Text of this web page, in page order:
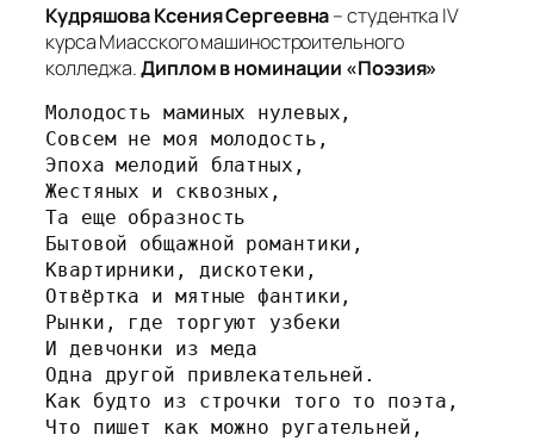
Кудряшова Ксения Сергеевна– студентка IV
курса Миасского машиностроительного
колледжа.Диплом в номинации «Поэзия»
Молодость маминых нулевых,
Совсем не моя молодость,
Эпоха мелодий блатных,
Жестяных и сквозных,
Та еще образность
Бытовой общажной романтики,
Квартирники, дискотеки,
Отвёртка и мятные фантики,
Рынки, где торгуют узбеки
И девчонки из меда
Одна другой привлекательней.
Как будто из строчки того то поэта,
Что пишет как можно ругательней,